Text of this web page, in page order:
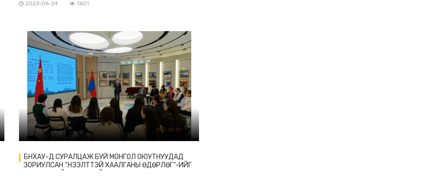
2023-06-24 1601
БНХАУ-Д СУРАЛЦАЖ БУЙ МОНГОЛ ОЮУТНУУДАД
ЗОРИУЛСАН “НЭЭЛТТЭЙ ХААЛГАНЫ ӨДӨРЛӨГ”-ИЙГ